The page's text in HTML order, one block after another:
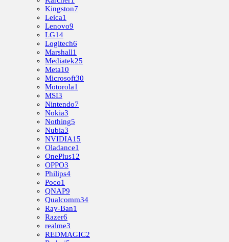
Kingston7
Leica1
Lenovo9
LG14
Logitech6
Marshall1
Mediatek25
Meta10
Microsoft30
Motorola1
MSI3
Nintendo7
Nokia3
Nothing5
Nubia3
NVIDIA15
Oladance1
OnePlus12
OPPO3
Philips4
Poco1
QNAP9
Qualcomm34
Ray-Ban1
Razer6
realme3
REDMAGIC2